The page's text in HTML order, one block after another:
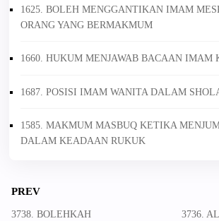
1625. BOLEH MENGGANTIKAN IMAM
ORANG YANG BERMAKMUM
1660. HUKUM MENJAWAB BACAAN IMAM
1687. POSISI IMAM WANITA DALAM
1585. MAKMUM MASBUQ KETIKA
DALAM KEADAAN RUKUK
PREV
3738. BOLEHKAH 3736.